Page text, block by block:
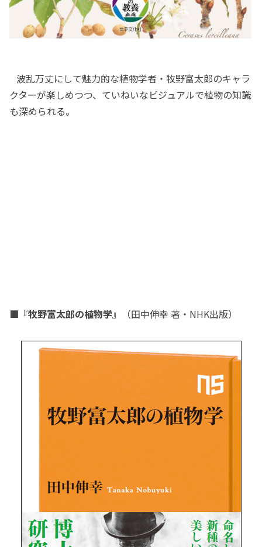
波乱万丈にして魅力的な植物学者・牧野富太郎のキャラ
クターが楽しめつつ、ていねいなビジュアルで植物の知識
も深められる。
■『牧野富太郎の植物学』 （田中伸幸 著・NHK出版）